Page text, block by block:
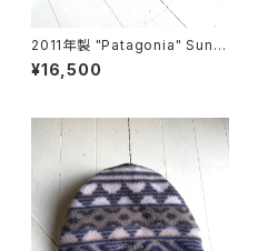
2011年製 "Patagonia" Sun b
ooney
¥16,500